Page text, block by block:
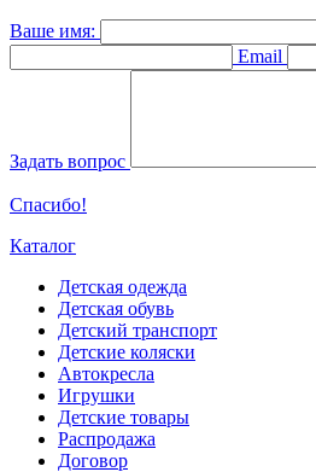
Ваше имя:
Email
Задать вопрос
Спасибо!
Каталог
Детская одежда
Детская обувь
Детский транспорт
Детские коляски
Автокресла
Игрушки
Детские товары
Распродажа
Договор